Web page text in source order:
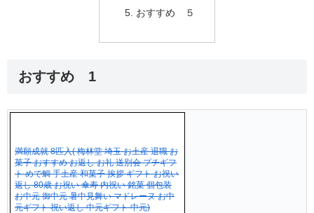
おすすめ ５
おすすめ 1
満願成就 8匹入( 梅林堂 埼玉 お土産 退職 お
菓子 おすすめ お返し お礼 送別会 プチギフ
ト めで鯛 手土産 和菓子 挨拶 ギフト お祝い
返し 80歳 お祝い 傘寿 内祝い 銘菓 個包装
お中元 御中元 暑中見舞い マドレーヌ お中
元ギフト 祝い返し 中元ギフト 中元)